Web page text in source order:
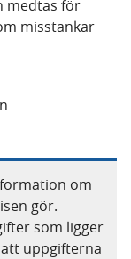
medtas för
misstankar
om
gör.
som ligger
uppgifterna